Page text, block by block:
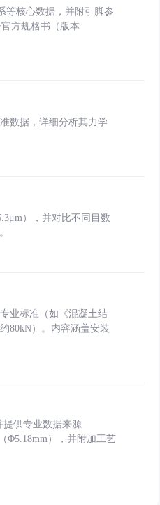
等核心数据，并附引脚参
方规格书（版本
数据，详细分析其力学
），并对比不同目数
业标准（如《混凝土结
80kN）。内容涵盖安装
提供专业数据来源
Φ5.18mm），并附加工艺